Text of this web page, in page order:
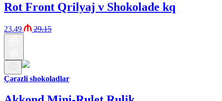
Rot Front Qrilyaj v Shokolade kq
23.49 29.15
Çərəzli shokoladlar